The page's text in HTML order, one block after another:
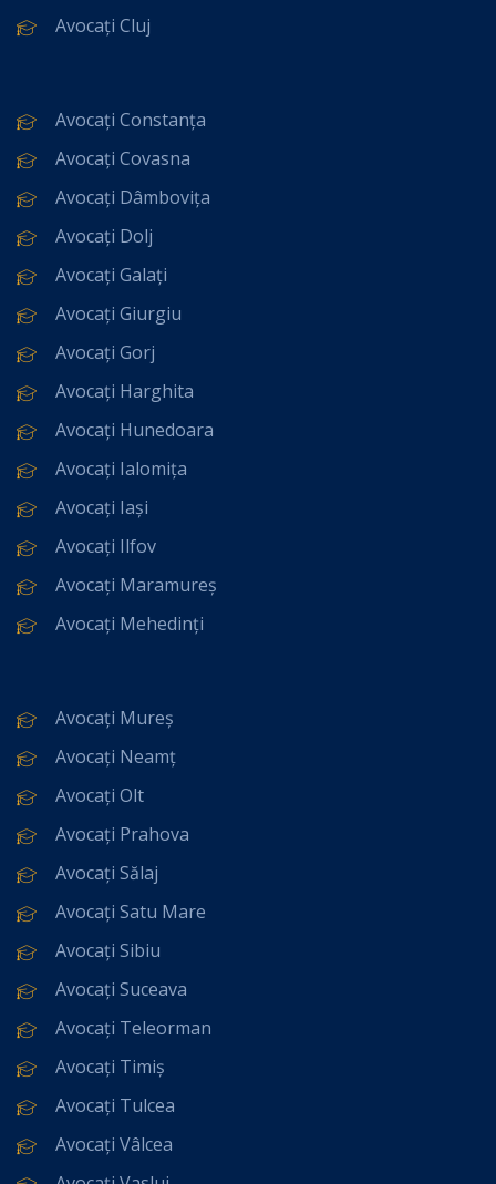
Avocați Cluj
Avocați Constanța
Avocați Covasna
Avocați Dâmbovița
Avocați Dolj
Avocați Galați
Avocați Giurgiu
Avocați Gorj
Avocați Harghita
Avocați Hunedoara
Avocați Ialomița
Avocați Iași
Avocați Ilfov
Avocați Maramureș
Avocați Mehedinți
Avocați Mureș
Avocați Neamț
Avocați Olt
Avocați Prahova
Avocați Sălaj
Avocați Satu Mare
Avocați Sibiu
Avocați Suceava
Avocați Teleorman
Avocați Timiș
Avocați Tulcea
Avocați Vâlcea